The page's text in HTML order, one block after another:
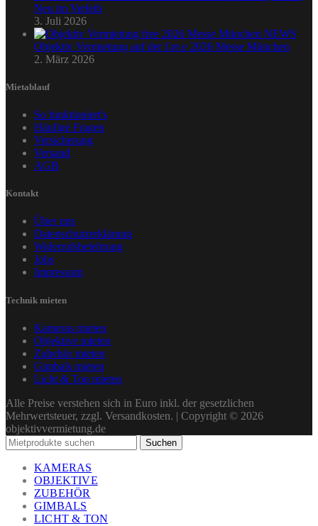
Neu im Verleih
3. Juli 2026
Objektiv Vermietung auf der f.re.e 2026 Messe München
2. März 2026
Mietablauf
So funktioniert's
Häufige Fragen
Versicherung
Versand
AGB
Kontakt
Über uns
Datenschutzerklärung
Widerrufsbelehrung
Jobs
Impressum
Technik mieten
Kameras mieten
Objektive mieten
Zubehör mieten
Gimbals mieten
Licht & Ton mieten
Alle Preise verstehen sich in Euro inkl. der gesetzlichen
Mehrwertsteuer, zzgl. Versandkosten. | Copyright © 2026
objektivvermietung.de
Suchen
KAMERAS
OBJEKTIVE
ZUBEHÖR
GIMBALS
LICHT & TON